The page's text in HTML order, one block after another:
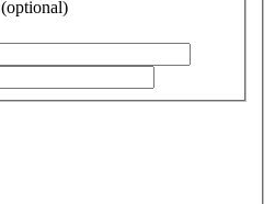
(optional)